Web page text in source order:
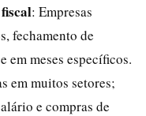
: Empresas
fechamento de
em meses específicos.
em muitos setores;
e compras de